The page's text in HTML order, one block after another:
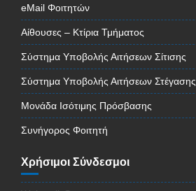
eMail Φοιτητών
Αίθουσες – Κτίρια Τμήματος
Σύστημα Υποβολής Αιτήσεων Σίτισης
Σύστημα Υποβολής Αιτήσεων Στέγασης
Μονάδα Ισότιμης Πρόσβασης
Συνήγορος Φοιτητή
Χρήσιμοι Σύνδεσμοι